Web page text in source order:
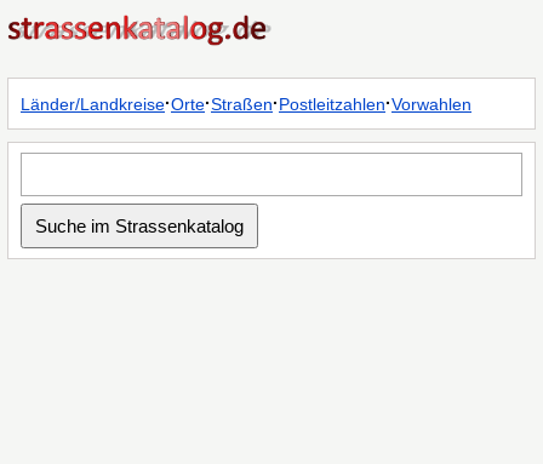
Länder/Landkreise·Orte·Straßen·Postleitzahlen·Vorwahlen